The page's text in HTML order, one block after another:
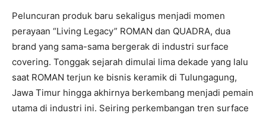
Peluncuran produk baru sekaligus menjadi momen
perayaan “Living Legacy” ROMAN dan QUADRA, dua
brand yang sama-sama bergerak di industri surface
covering. Tonggak sejarah dimulai lima dekade yang lalu
saat ROMAN terjun ke bisnis keramik di Tulungagung,
Jawa Timur hingga akhirnya berkembang menjadi pemain
utama di industri ini. Seiring perkembangan tren surface